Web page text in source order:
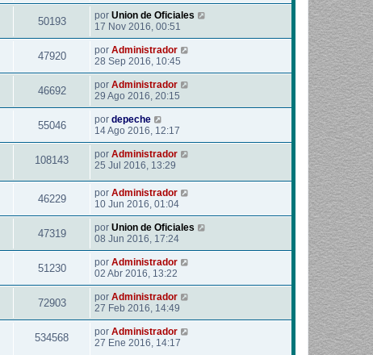
50193 por Union de Oficiales
17 Nov 2016, 00:51
47920 por Administrador
28 Sep 2016, 10:45
46692 por Administrador
29 Ago 2016, 20:15
55046 por depeche
14 Ago 2016, 12:17
108143 por Administrador
25 Jul 2016, 13:29
46229 por Administrador
10 Jun 2016, 01:04
47319 por Union de Oficiales
08 Jun 2016, 17:24
51230 por Administrador
02 Abr 2016, 13:22
72903 por Administrador
27 Feb 2016, 14:49
534568 por Administrador
27 Ene 2016, 14:17